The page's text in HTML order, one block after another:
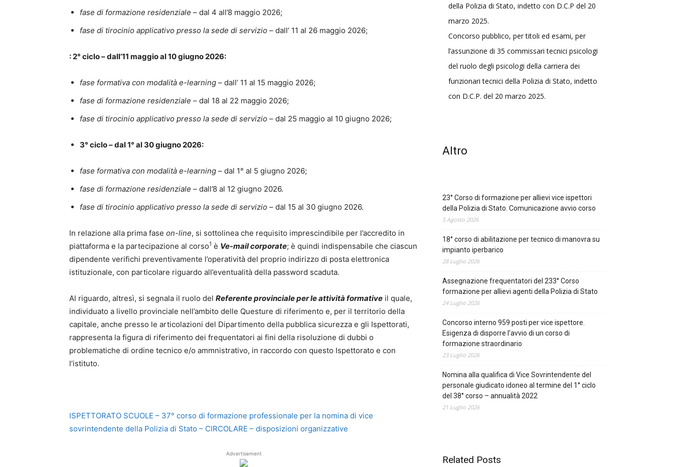
fase di formazione residenziale – dal 4 all’8 maggio 2026;
fase di tirocinio applicativo presso la sede di servizio – dall’ 11 al 26 maggio 2026;
: 2° ciclo – dall’11 maggio al 10 giugno 2026:
fase formativa con modalità e-learning – dall’ 11 al 15 maggio 2026;
fase di formazione residenziale – dal 18 al 22 maggio 2026;
fase di tirocinio applicativo presso la sede di servizio – dal 25 maggio al 10 giugno 2026;
3° ciclo – dal 1° al 30 giugno 2026:
fase formativa con modalità e-learning – dal 1° al 5 giugno 2026;
fase di formazione residenziale – dall’8 al 12 giugno 2026.
fase di tirocinio applicativo presso la sede di servizio – dal 15 al 30 giugno 2026.
In relazione alla prima fase on-line, si sottolinea che requisito imprescindibile per l’accredito in
piattaforma e la partecipazione al corso1 è Ve-mail corporate; è quindi indispensabile che ciascun
dipendente verifichi preventivamente l’operatività del proprio indirizzo di posta elettronica
istituzionale, con particolare riguardo all’eventualità della password scaduta.
Al riguardo, altresì, si segnala il ruolo del Referente provinciale per le attività formative il quale,
individuato a livello provinciale nell’ambito delle Questure di riferimento e, per il territorio della
capitale, anche presso le articolazioni del Dipartimento della pubblica sicurezza e gli Ispettorati,
rappresenta la figura di riferimento dei frequentatori ai fini della risoluzione di dubbi o
problematiche di ordine tecnico e/o ammnistrativo, in raccordo con questo Ispettorato e con
l’istituto.
ISPETTORATO SCUOLE – 37° corso di formazione professionale per la nomina di vice
sovrintendente della Polizia di Stato – CIRCOLARE – disposizioni organizzative
Advertisement
della Polizia di Stato, indetto con D.C.P del 20
marzo 2025.
Concorso pubblico, per titoli ed esami, per
l’assunzione di 35 commissari tecnici psicologi
del ruolo degli psicologi della carriera dei
funzionari tecnici della Polizia di Stato, indetto
con D.C.P. del 20 marzo 2025.
Altro
23° Corso di formazione per allievi vice ispettori
della Polizia di Stato. Comunicazione avvio corso
5 Agosto 2026
18° corso di abilitazione per tecnico di manovra su
impianto iperbarico
28 Luglio 2026
Assegnazione frequentatori del 233° Corso
formazione per allievi agenti della Polizia di Stato
24 Luglio 2026
Concorso interno 959 posti per vice ispettore.
Esigenza di disporre l’avvio di un corso di
formazione straordinario
23 Luglio 2026
Nomina alla qualifica di Vice Sovrintendente del
personale giudicato idoneo al termine del 1° ciclo
del 38° corso – annualità 2022
21 Luglio 2026
Related Posts